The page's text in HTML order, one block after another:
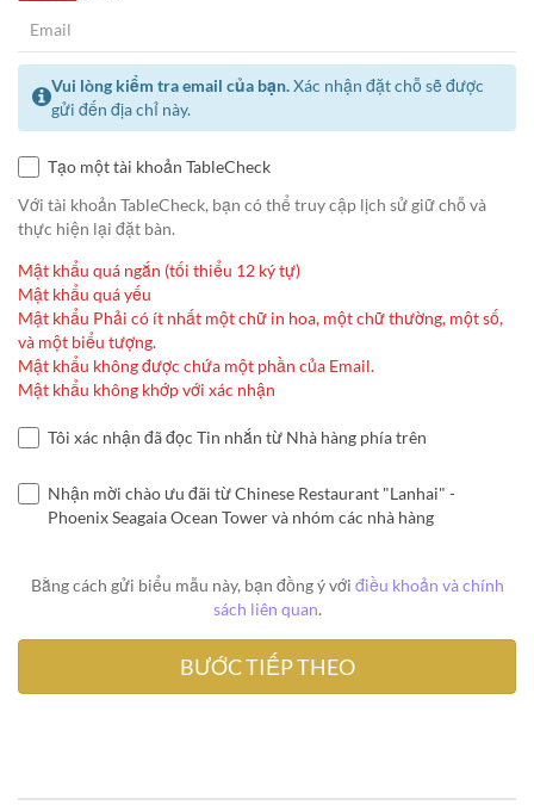
Vui lòng kiểm tra email của bạn.Xác nhận đặt chỗ sẽ được
gửi đến địa chỉ này.
Tạo một tài khoản TableCheck
Với tài khoản TableCheck, bạn có thể truy cập lịch sử giữ chỗ và
thực hiện lại đặt bàn.
Mật khẩu quá ngắn (tối thiểu 12 ký tự)
Mật khẩu quá yếu
Mật khẩu Phải có ít nhất một chữ in hoa, một chữ thường, một số,
và một biểu tượng.
Mật khẩu không được chứa một phần của Email.
Mật khẩu không khớp với xác nhận
Tôi xác nhận đã đọc Tin nhắn từ Nhà hàng phía trên
Nhận mời chào ưu đãi từ Chinese Restaurant "Lanhai" -
Phoenix Seagaia Ocean Tower và nhóm các nhà hàng
Bằng cách gửi biểu mẫu này, bạn đồng ý với điều khoản và chính
sách liên quan.